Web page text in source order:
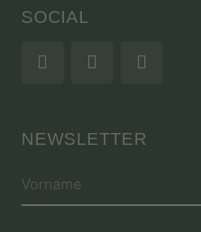
SOCIAL
NEWSLETTER